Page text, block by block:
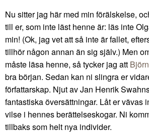
Nu sitter jag här med min förälskelse,
till er, som inte läst henne är: läs inte
min! (Ok, jag vet att så inte är fallet,
tillhör någon annan än sig själv.) Men
måste läsa henne, så tycker jag att
bra början. Sedan kan ni slingra er
författarskap. Njut av Jan Henrik
fantastiska översättningar. Låt er vävas
vilse i hennes berättelseskogar. Ni
tillbaks som helt nya individer.